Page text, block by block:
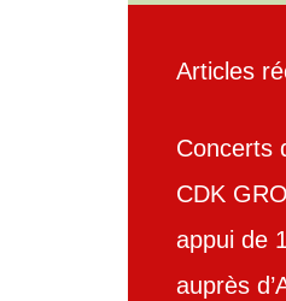
Articles
Concerts
CDK
appui de
auprès